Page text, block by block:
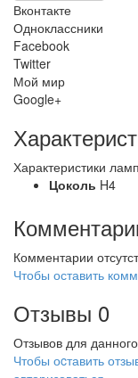
Вконтакте
Одноклассники
Facebook
Twitter
Мой мир
Google+
Характеристики ламп
Цоколь H4
Комментарии
Чтобы оставить
Отзывы 0
Отзывов для
Чтобы оcтавить